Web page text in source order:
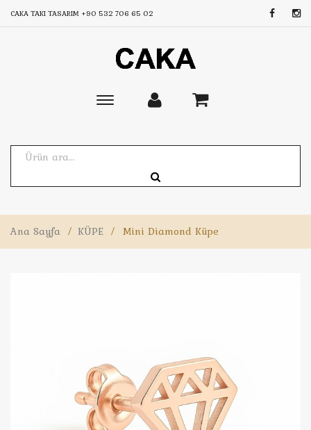
CAKA TAKI TASARIM +90 532 706 65 02
Toggle
Ana Sayfa / KÜPE / Mini Diamond Küpe